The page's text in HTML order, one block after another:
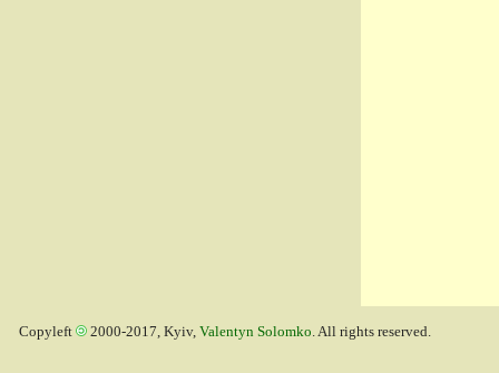
Copyleft 2000-2017, Kyiv, Valentyn Solomko. All rights reserved.